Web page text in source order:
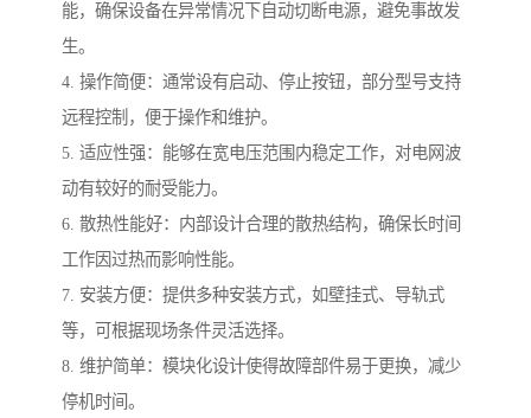
能，确保设备在异常情况下自动切断电源，避免事故发
生。
4. 操作简便：通常设有启动、停止按钮，部分型号支持
远程控制，便于操作和维护。
5. 适应性强：能够在宽电压范围内稳定工作，对电网波
动有较好的耐受能力。
6. 散热性能好：内部设计合理的散热结构，确保长时间
工作因过热而影响性能。
7. 安装方便：提供多种安装方式，如壁挂式、导轨式
等，可根据现场条件灵活选择。
8. 维护简单：模块化设计使得故障部件易于更换，减少
停机时间。